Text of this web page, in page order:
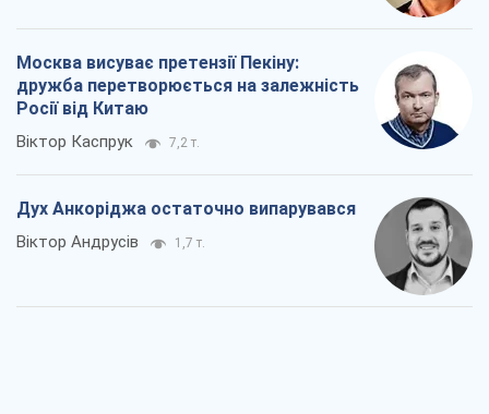
Москва висуває претензії Пекіну:
дружба перетворюється на залежність
Росії від Китаю
Віктор Каспрук 7,2 т.
Дух Анкоріджа остаточно випарувався
Віктор Андрусів 1,7 т.